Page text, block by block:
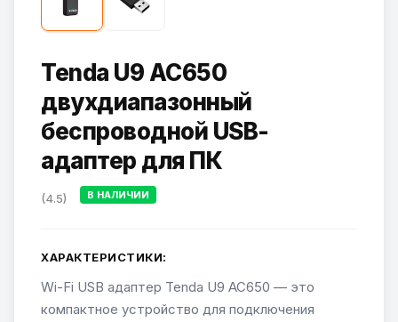
Tenda U9 AC650
двухдиапазонный
беспроводной USB-
адаптер для ПК
(4.5) В НАЛИЧИИ
ХАРАКТЕРИСТИКИ:
Wi-Fi USB адаптер Tenda U9 AC650 — это
компактное устройство для подключения